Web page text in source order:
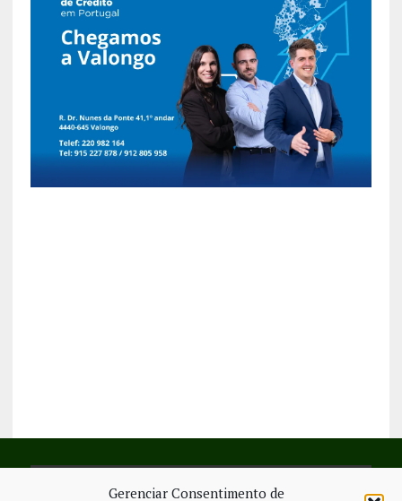
Gerenciar Consentimento de